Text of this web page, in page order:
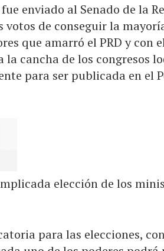
enviado al Senado de la
votos de conseguir la
que amarró el PRD y con
cancha de los congresos
para ser publicada en el
elección de los
para las elecciones,